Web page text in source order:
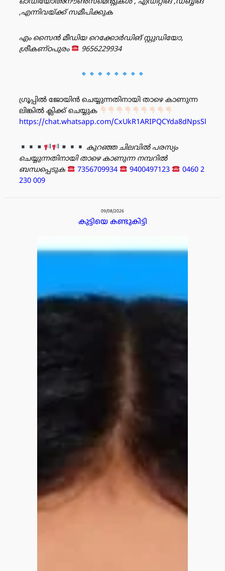
ഓഡിയോഅനൗൺസ്‌മെന്റുകൾ , എഡിറ്റിങ് ,ഡബ്ബിങ്
,എന്നിവയ്ക്ക് സമീപിക്കുക
എം സൈൻ മീഡിയ റെക്കോർഡിങ് സ്റ്റുഡിയോ,
ശ്രീകണ്ഠപുരം
9656229934
ഗ്രൂപ്പിൽ ജോയിൻ ചെയ്യുന്നതിനായി താഴെ കാണുന്ന
ലിങ്കിൽ ക്ലിക്ക് ചെയ്യുക
https://chat.whatsapp.com/CxUkR1ARIPQCYda8dNpsSl
കുറഞ്ഞ ചിലവിൽ പരസ്യം
ചെയ്യുന്നതിനായി താഴെ കാണുന്ന നമ്പറിൽ
ബന്ധപ്പെടുക
7356709934 9400497123
0460 2
230 009
09/08/2026
കുട്ടിയെ കണ്ടുകിട്ടി